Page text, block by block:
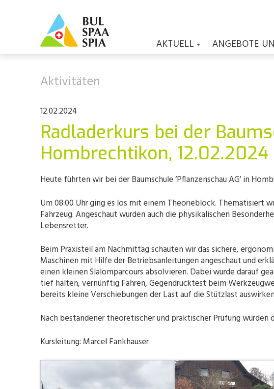
AKTUELL ANGEBOTE
Aktivitäten
12.02.2024
Radladerkurs bei der
Hombrechtikon, 12.02.2024
Heute führten wir bei der Baumschule ‘Pflanzenschau AG’ in
Um 08:00 Uhr ging es los mit einem Theorieblock. Thematisiert
Fahrzeug. Angeschaut wurden auch die physikalischen
Lebensretter.
Beim Praxisteil am Nachmittag schauten wir das sichere,
Maschinen mit Hilfe der Betriebsanleitungen angeschaut und
einen kleinen Slalomparcours absolvieren. Dabei wurde darauf
tief halten, vernünftig Fahren, Gegendrucktest beim
bereits kleine Verschiebungen der Last auf die Stützlast
Nach bestandener theoretischer und praktischer Prüfung
Kursleitung: Marcel Fankhauser